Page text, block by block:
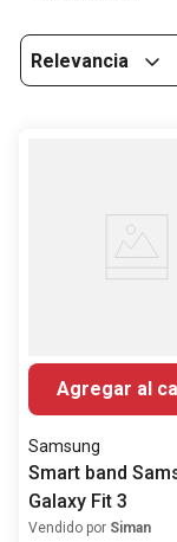
Relevancia
Agregar al
Samsung
Smart band
Galaxy Fit 3
Vendido por Siman